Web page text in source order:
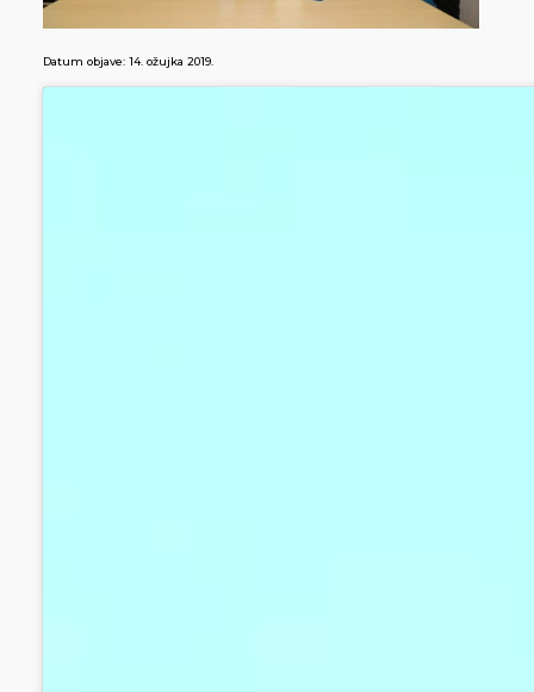
Datum objave: 14. ožujka 2019.